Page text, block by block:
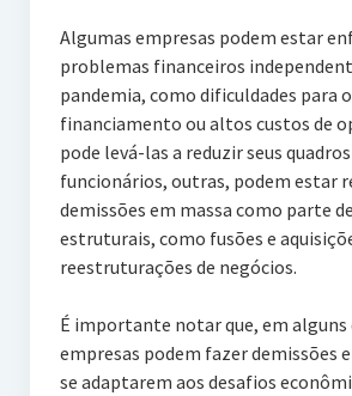
Algumas empresas podem estar
problemas financeiros
pandemia, como dificuldades para
financiamento ou altos custos de
pode levá-las a reduzir seus
funcionários, outras, podem estar
demissões em massa como parte
estruturais, como fusões e
reestruturações de negócios.
É importante notar que, em alguns
empresas podem fazer demissões
se adaptarem aos desafios